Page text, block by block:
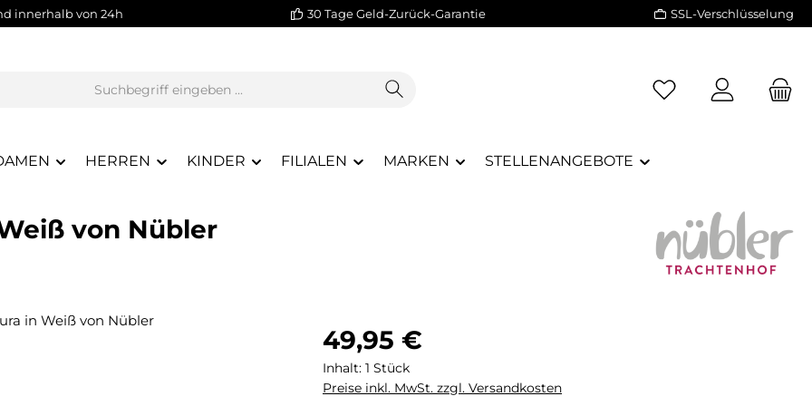
innerhalb von 24h 30 Tage Geld-Zurück-Garantie SSL-Verschlüsselung
HERREN KINDER FILIALEN MARKEN STELLENANGEBOTE
von Nübler
Regulärer Preis:
49,95 €
Inhalt: 1 Stück
Preise inkl. MwSt. zzgl. Versandkosten